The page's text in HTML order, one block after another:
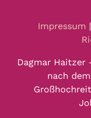
Impressum |
Dagmar Haitzer
nach